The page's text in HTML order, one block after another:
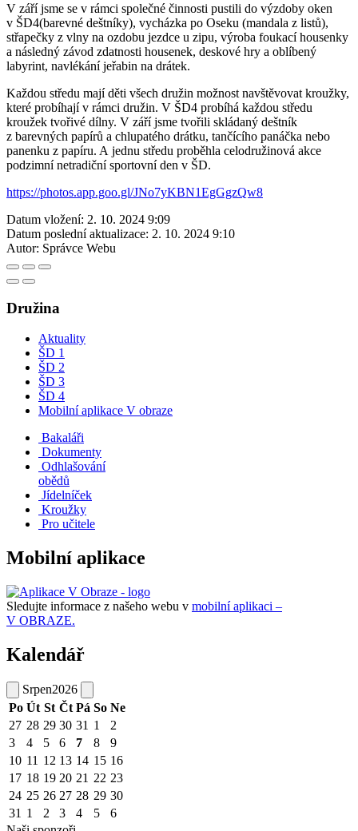
V září jsme se v rámci společné činnosti pustili do výzdoby oken
v ŠD4(barevné deštníky), vycházka po Oseku (mandala z listů),
střapečky z vlny na ozdobu jezdce u zipu, výroba foukací housenky
a následný závod zdatnosti housenek, deskové hry a oblíbený
labyrint, navlékání jeřabin na drátek.
Každou středu mají děti všech družin možnost navštěvovat kroužky,
které probíhají v rámci družin. V ŠD4 probíhá každou středu
kroužek tvořivé dílny. V září jsme tvořili skládaný deštník
z barevných papírů a chlupatého drátku, tančícího panáčka nebo
panenku z papíru. A jednu středu proběhla celodružinová akce
podzimní netradiční sportovní den v ŠD.
https://photos.app.goo.gl/JNo7yKBN1EgGgzQw8
Datum vložení: 2. 10. 2024 9:09
Datum poslední aktualizace: 2. 10. 2024 9:10
Autor: Správce Webu
Družina
Aktuality
ŠD 1
ŠD 2
ŠD 3
ŠD 4
Mobilní aplikace V obraze
Bakaláři
Dokumenty
Odhlašování
obědů
Jídelníček
Kroužky
Pro učitele
Mobilní aplikace
Sledujte informace z našeho webu v mobilní aplikaci –
V OBRAZE.
Kalendář
Srpen2026
Po Út St Čt Pá So Ne
27 28 29 30 31 1
2
3
4 5 6 7 8
9
10 11 12 13 14 15 16
17 18 19 20 21 22 23
24 25 26 27 28 29 30
31 1 2 3 4 5
6